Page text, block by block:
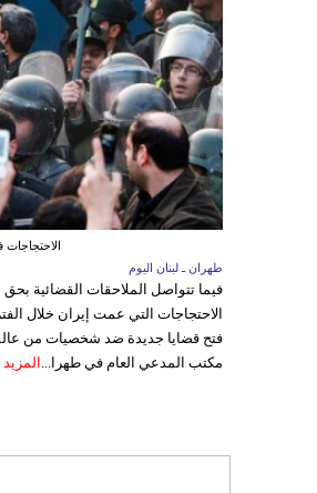
الاحتجاجات
طهران ـ لبنان اليوم
فيما تتواصل الملاحقات القضائية
الاحتجاجات التي عمت إيران خلال
فتح قضايا جديدة ضد شخصيات من
مكتب المدعي العام في طهرا... المزيد